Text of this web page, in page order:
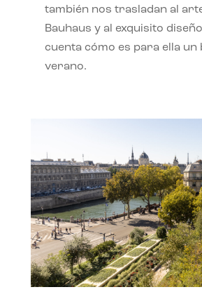
también nos trasladan al
Bauhaus y al exquisito
cuenta cómo es para ella un
verano.